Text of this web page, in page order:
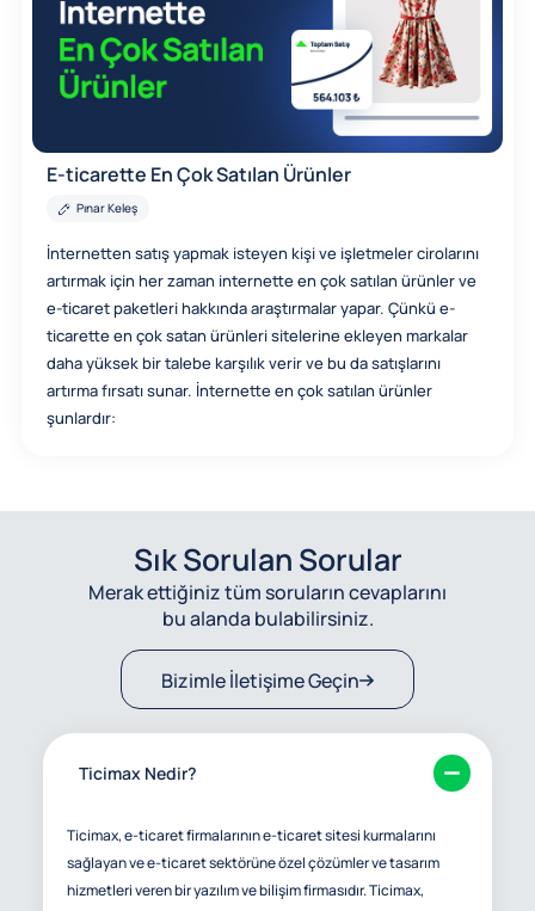
E-ticarette En Çok Satılan Ürünler
Pınar Keleş
İnternetten satış yapmak isteyen kişi ve işletmeler cirolarını
artırmak için her zaman internette en çok satılan ürünler ve
e-ticaret paketleri hakkında araştırmalar yapar. Çünkü e-
ticarette en çok satan ürünleri sitelerine ekleyen markalar
daha yüksek bir talebe karşılık verir ve bu da satışlarını
artırma fırsatı sunar. İnternette en çok satılan ürünler
şunlardır:
Sık Sorulan Sorular
Merak ettiğiniz tüm soruların cevaplarını
bu alanda bulabilirsiniz.
Bizimle İletişime Geçin
Ticimax Nedir?
Ticimax, e-ticaret firmalarının e-ticaret sitesi kurmalarını
sağlayan ve e-ticaret sektörüne özel çözümler ve tasarım
hizmetleri veren bir yazılım ve bilişim firmasıdır. Ticimax,